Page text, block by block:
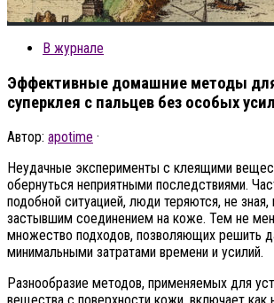
В журнале
Эффективные домашние методы
суперклея с пальцев без особых
Автор: apotime ·
Неудачные эксперименты с клеящими
обернуться неприятными последствиями.
подобной ситуацией, люди теряются, не зная,
застывшим соединением на коже. Тем не
множество подходов, позволяющих решить
минимальными затратами времени и усилий.
Разнообразие методов, применяемых для